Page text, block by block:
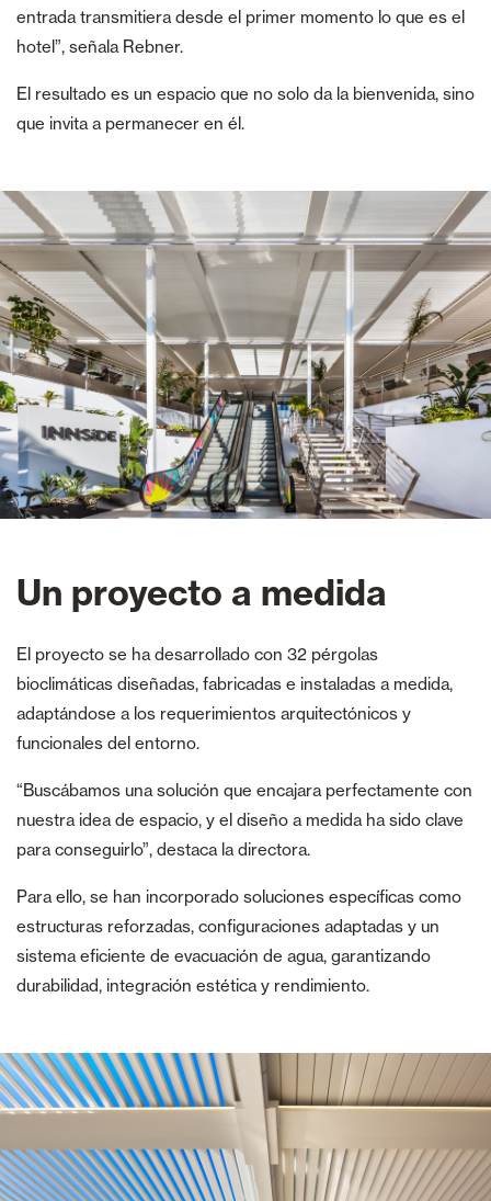
entrada transmitiera desde el primer momento lo que es el
hotel”, señala Rebner.
El resultado es un espacio que no solo da la bienvenida, sino
que invita a permanecer en él.
Un proyecto a medida
El proyecto se ha desarrollado con 32 pérgolas
bioclimáticas diseñadas, fabricadas e instaladas a medida,
adaptándose a los requerimientos arquitectónicos y
funcionales del entorno.
“Buscábamos una solución que encajara perfectamente con
nuestra idea de espacio, y el diseño a medida ha sido clave
para conseguirlo”, destaca la directora.
Para ello, se han incorporado soluciones específicas como
estructuras reforzadas, configuraciones adaptadas y un
sistema eficiente de evacuación de agua, garantizando
durabilidad, integración estética y rendimiento.